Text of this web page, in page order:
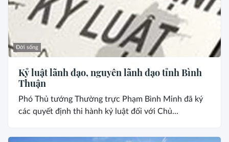
Đời sống
Kỷ luật lãnh đạo, nguyên lãnh đạo tỉnh Bình
Thuận
Phó Thủ tướng Thường trực Phạm Bình Minh đã ký
các quyết định thi hành kỷ luật đối với Chủ...